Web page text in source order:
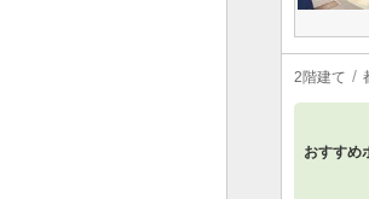
2階建て
おすすめ